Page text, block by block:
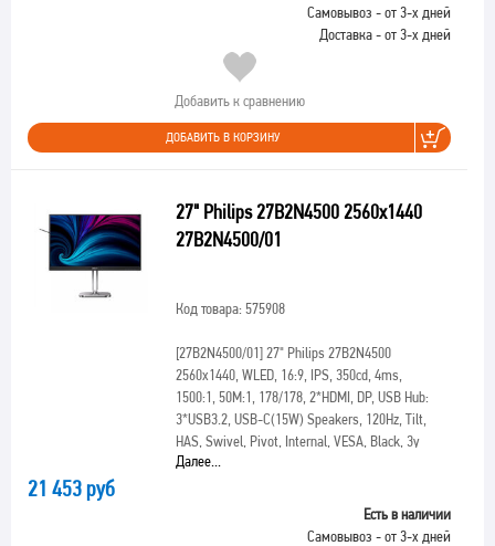
Самовывоз - от 3-х дней
Доставка - от 3-х дней
Добавить к сравнению
ДОБАВИТЬ В КОРЗИНУ
27" Philips 27B2N4500 2560x1440
27B2N4500/01
Код товара: 575908
[27B2N4500/01]27" Philips 27B2N4500
2560x1440, WLED, 16:9, IPS, 350cd, 4ms,
1500:1, 50M:1, 178/178, 2*HDMI, DP, USB Hub:
3*USB3.2, USB-C(15W) Speakers, 120Hz, Tilt,
HAS, Swivel, Pivot, Internal, VESA, Black, 3y
Далее...
21 453 руб
Есть в наличии
Самовывоз - от 3-х дней